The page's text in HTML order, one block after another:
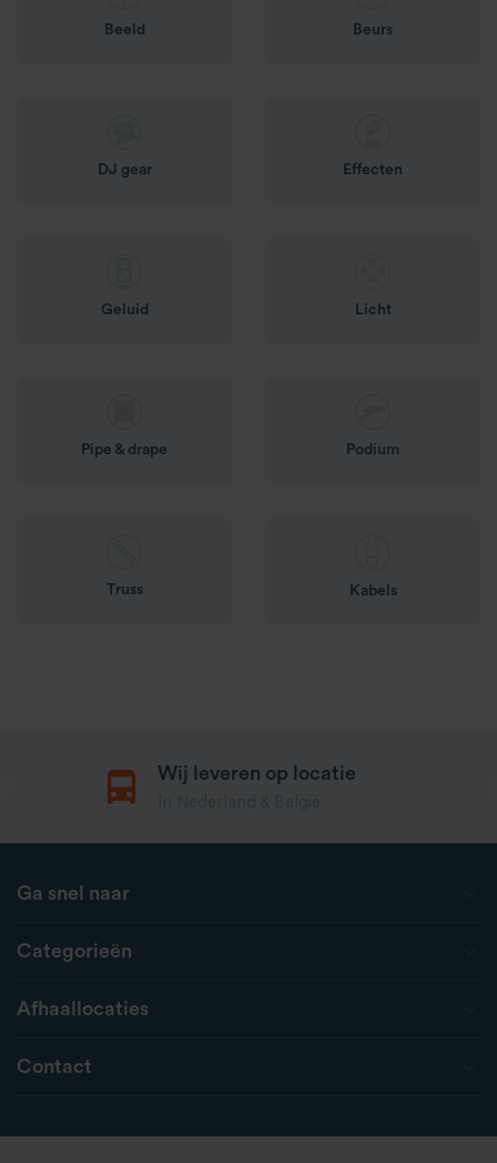
Beeld Beurs
DJ gear Effecten
Geluid Licht
Pipe & drape Podium
Truss Kabels
Wij leveren op locatie
Ga snel naar
Categorieën
Afhaallocaties
Contact